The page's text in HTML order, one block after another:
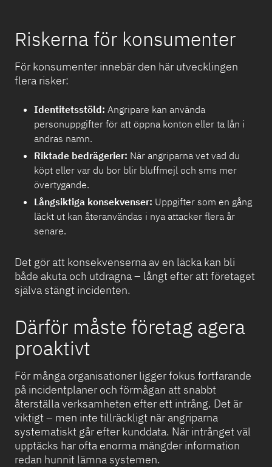
Riskerna för konsumenter
För konsumenter innebär den här utvecklingen
flera risker:
Identitetsstöld: Angripare kan använda
personuppgifter för att öppna konton eller ta lån i
andras namn.
Riktade bedrägerier: När angriparna vet vad du
köpt eller var du bor blir bluffmejl och sms mer
övertygande.
Långsiktiga konsekvenser: Uppgifter som en gång
läckt ut kan återanvändas i nya attacker flera år
senare.
Det gör att konsekvenserna av en läcka kan bli
både akuta och utdragna – långt efter att företaget
själva stängt incidenten.
Därför måste företag agera
proaktivt
För många organisationer ligger fokus fortfarande
på incidentplaner och förmågan att snabbt
återställa verksamheten efter ett intrång. Det är
viktigt – men inte tillräckligt när angriparna
systematiskt går efter kunddata. När intrånget väl
upptäcks har ofta enorma mängder information
redan hunnit lämna systemen.